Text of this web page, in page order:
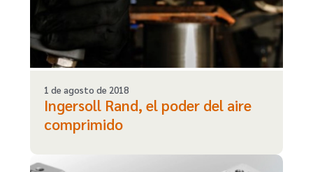
1 de agosto de 2018
Ingersoll Rand, el poder del aire
comprimido